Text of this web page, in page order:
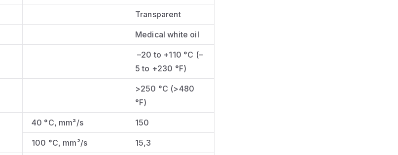
Transparent
Medical white oil
–20 to +110 °C (–
5 to +230 °F)
>250 °C (>480
°F)
40 °C, mm²/s 150
100 °C, mm²/s 15,3